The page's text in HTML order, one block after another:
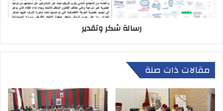
رسالة شكر وتقدير
مقالات ذات صلة